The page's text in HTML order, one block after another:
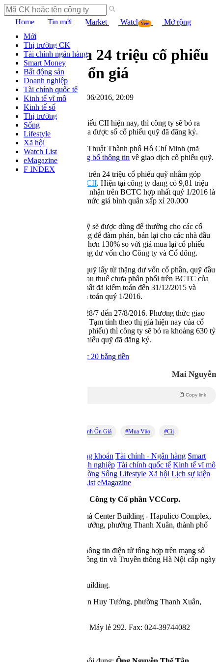
Home Tin mới Market Watch list
New
Mở rộng
Mới
Thị trường CK
Tài chính ngân hàng
Smart Money
Bất động sản
Doanh nghiệp
Tài chính quốc tế
Kinh tế vĩ mô
Kinh tế số
Thị trường
Sống
Lifestyle
Xã hội
Watch List
eMagazine
F INDEX
CII tính mua 24 triệu cổ phiếu
quỹ để bình ổn giá
Mai Nguyễn-Thứ 5 , 30/06/2016, 20:09
CHIA SẺ
Tạm tính theo thị giá cổ phiếu CII hiện nay, thì công ty sẽ bỏ ra
khoảng 630 tỷ đồng để mua được số cổ phiếu quỹ đã đăng ký.
CTCP Đầu tư Hạ tầng Kỹ Thuật Thành phố Hồ Chí Minh (mã
chứng khoánCII công bố thông tin về giao dịch cổ phiếu quỹ.
Theo đó, CII đăng ký mua trên 24 triệu cổ phiếu quỹ nhằm góp
giá cổ phiếu CII. Hiện tại công ty đang có 9,81 triệu
cổ phiếu quỹ với giá trị ghi nhận trên BCTC hợp nhất quý 1/2016 là
196,6 tỷ đồng, tương ứng mức giá bình quân xấp xỉ 20.000
Theo báo cáo, cổ phiếu quỹ sẽ được dùng để thưởng cho các cổ
đông của công ty hoặc dùng để đàm phán, bán lại cho các nhà đầu
tư với mức giá không thấp hơn 130% so với giá mua lại cổ phiếu
quỹ, tạo nguồn vốn và thặng dư vốn cho Công ty và Cổ đông.
Nguồn vốn mua cổ phiếu quỹ lấy từ thặng dư vốn cổ phần, quỹ đầu
tư phát triển và lợi nhuận sau thuế chưa phân phối trên BCTC của
Công ty mẹ, BCTC hợp nhất đã kiểm toán đến 31/12/2015 và
BCTC công ty mẹ đã kiểm toán quý 1/2016.
Thời gian mua dự kiến từ 28/7 đến 27/8/2016. Phương thức giao
dịch khớp lệnh trên HoSE. Tạm tính theo thị giá hiện nay của cổ
phiếu CII (26.300 đồng/cổ phiếu) thì công ty sẽ bỏ ra khoảng 630 tỷ
đồng để mua được số cổ phiếu quỹ đã đăng ký.
CII chốt quyền nhận cổ tức 20 bằng tiền
Mai Nguyễn
Copy link
Bình Ổn Giá Mua Vào Cii
Thị trường chứng khoán Tài chính - Ngân hàng Smart
Doanh nghiệp Tài chính quốc tế Kinh tế vĩ mô
Thị trường Sống Lifestyle Xã hội Lịch sự kiện
Watch List eMagazine
Công ty Cổ phần VCCorp.
Tầng 17, 19, 20, 21 Toà nhà Center Building - Hapulico Complex,
Số 01, phố Nguyễn Huy Tưởng, phường Thanh Xuân, thành phố
Giấy phép thiết lập trang thông tin điện tử tổng hợp trên mạng số
2216/GP-TTĐT do Sở Thông tin và Truyền thông Hà Nội cấp ngày
Tầng 21, tòa nhà Center Building.
Địa chỉ: Số 01, phố Nguyễn Huy Tưởng, phường Thanh Xuân,
Điện thoại: 024 7309 5555 Máy lẻ 292. Fax: 024-39744082